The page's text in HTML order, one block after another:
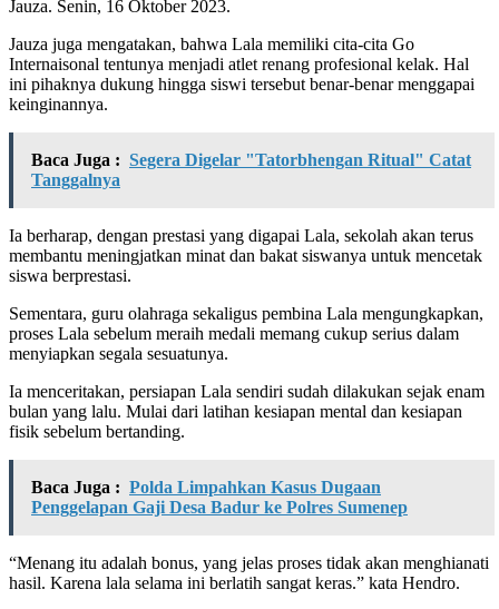
Jauza. Senin, 16 Oktober 2023.
Jauza juga mengatakan, bahwa Lala memiliki cita-cita Go
Internaisonal tentunya menjadi atlet renang profesional kelak. Hal
ini pihaknya dukung hingga siswi tersebut benar-benar menggapai
keinginannya.
Baca Juga : Segera Digelar "Tatorbhengan Ritual" Catat
Tanggalnya
Ia berharap, dengan prestasi yang digapai Lala, sekolah akan terus
membantu meningjatkan minat dan bakat siswanya untuk mencetak
siswa berprestasi.
Sementara, guru olahraga sekaligus pembina Lala mengungkapkan,
proses Lala sebelum meraih medali memang cukup serius dalam
menyiapkan segala sesuatunya.
Ia menceritakan, persiapan Lala sendiri sudah dilakukan sejak enam
bulan yang lalu. Mulai dari latihan kesiapan mental dan kesiapan
fisik sebelum bertanding.
Baca Juga : Polda Limpahkan Kasus Dugaan
Penggelapan Gaji Desa Badur ke Polres Sumenep
“Menang itu adalah bonus, yang jelas proses tidak akan menghianati
hasil. Karena lala selama ini berlatih sangat keras.” kata Hendro.